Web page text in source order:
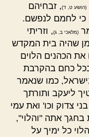
(הושע ט, ד), זבחיהם
כי לחמם לנפשם.
(מלאכי ב, ג), וזריתי
שהיה בית המקדש
הכהנים הלוים
כחם בהקרבת
כמו שנאמר
ליעקב ותורתך
צדוק וכו' ואת עמי
אתה "והלוי",
כל ימיך על